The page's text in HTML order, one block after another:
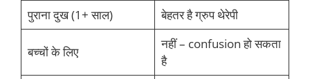
पुराना दुख (1+ साल)
बेहतर है ग्रुप थेरेपी
बच्चों के लिए
नहीं – confusion हो सकता
है